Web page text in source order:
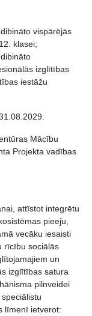
vispārējās
klasei;
izglītības
iestāžu
Mācību
Projekta vadības
attīstot integrētu
pieeju,
vecāku iesaisti
rīcību sociālās
un
izglītības satura
pilnveidei
līmenī ietverot: